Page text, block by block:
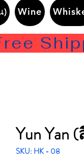
) Wine
Yun Yan
SKU: HK - 08